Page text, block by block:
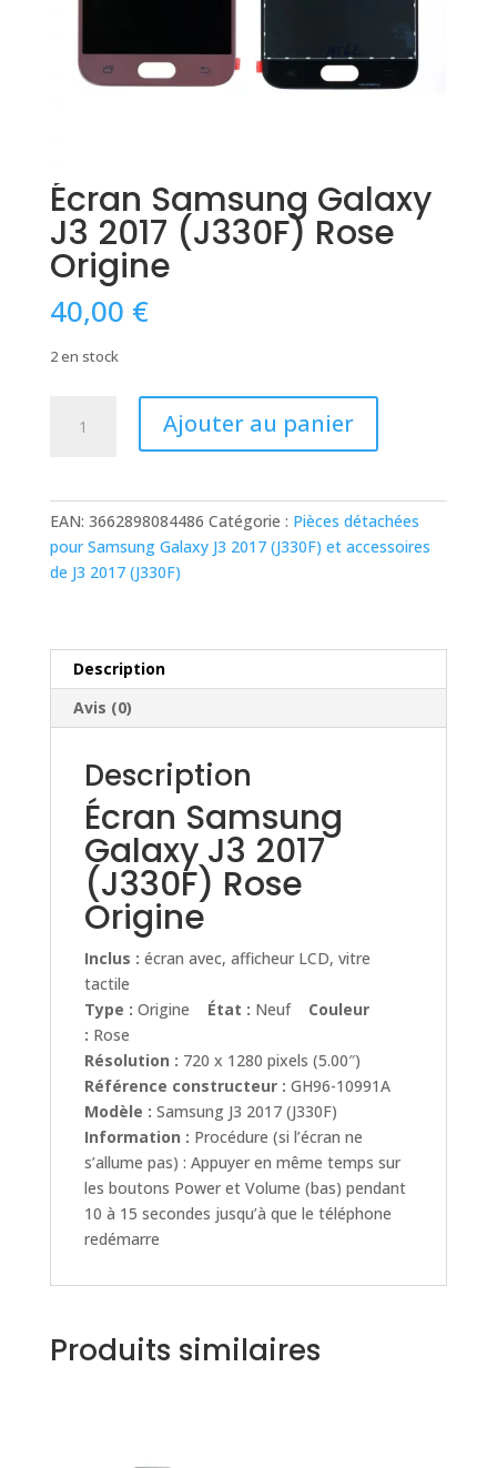
Écran Samsung Galaxy
J3 2017 (J330F) Rose
Origine
40,00 €
2 en stock
2017
(J330F)
Ajouter au panier
EAN: 3662898084486 Catégorie : Pièces détachées
pour Samsung Galaxy J3 2017 (J330F) et accessoires
de J3 2017 (J330F)
Description
Avis (0)
Description
Écran Samsung
Galaxy J3 2017
(J330F) Rose
Origine
Inclus : écran avec, afficheur LCD, vitre
tactile
Type : Origine État : Neuf Couleur
: Rose
Résolution : 720 x 1280 pixels (5.00″)
Référence constructeur : GH96-10991A
Modèle : Samsung J3 2017 (J330F)
Information : Procédure (si l’écran ne
s’allume pas) : Appuyer en même temps sur
les boutons Power et Volume (bas) pendant
10 à 15 secondes jusqu’à que le téléphone
redémarre
Produits similaires